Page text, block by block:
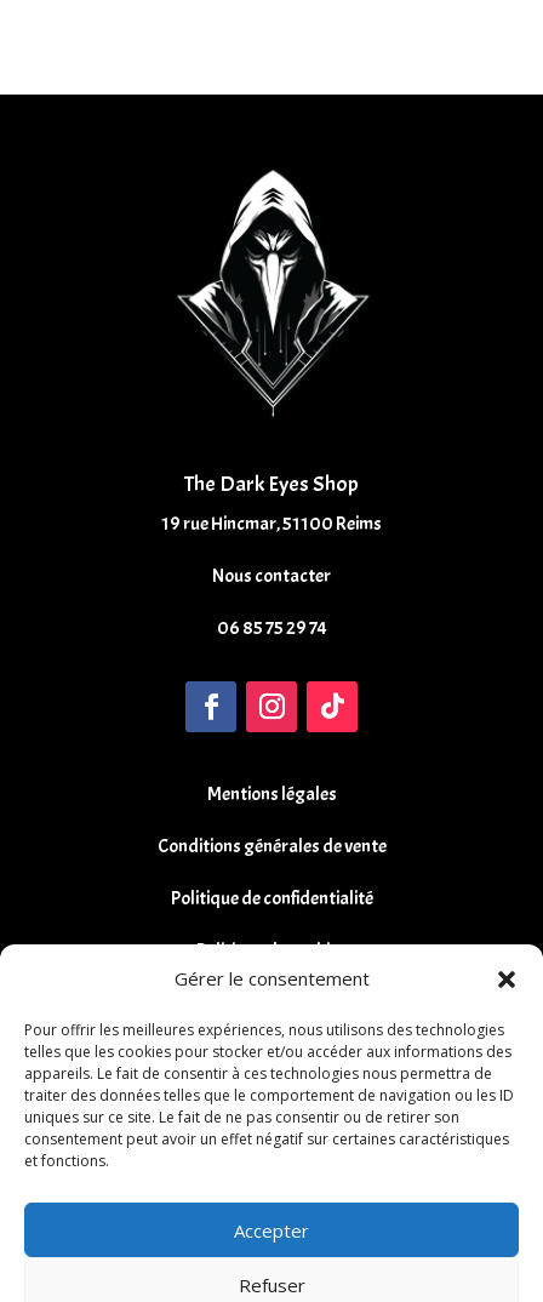
Gérer le consentement
Pour offrir les meilleures expériences, nous utilisons des technologies
telles que les cookies pour stocker et/ou accéder aux informations des
appareils. Le fait de consentir à ces technologies nous permettra de
traiter des données telles que le comportement de navigation ou les ID
uniques sur ce site. Le fait de ne pas consentir ou de retirer son
consentement peut avoir un effet négatif sur certaines caractéristiques
et fonctions.
Accepter
Refuser
The Dark Eyes Shop
19 rue Hincmar, 51100 Reims
Nous contacter
06 85 75 29 74
Mentions légales
Conditions générales de vente
Politique de confidentialité
Politique de cookies